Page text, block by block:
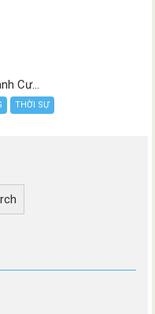
Cư...
THỜI SỰ